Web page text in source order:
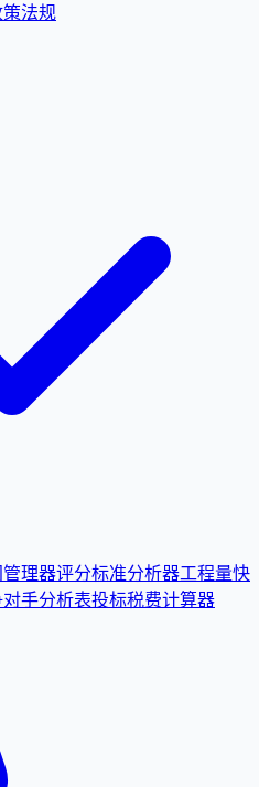
法规
理器评分标准分析器工程量快
手分析表投标税费计算器